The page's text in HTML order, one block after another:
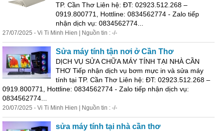
TP. Cần Thơ Liên hệ: ĐT: 02923.512.268 –
0919.800771, Hottline: 0834562774 - Zalo tiếp
nhận dịch vụ: 0834562774...
27/07/2025 - Vi Ti Minh Hien | Nguồn tin : -/-
Sửa máy tính tận nơi ởCần Thơ
DỊCH VỤ SỬA CHỮA MÁY TÍNH TẠI NHÀ CẦN
THƠ Tiếp nhận dịch vụ bơm mực in và sửa máy
tính tại TP. Cần Thơ Liên hệ: ĐT: 02923.512.268 –
0919.800771, Hottline: 0834562774 - Zalo tiếp nhận dịch vụ:
0834562774...
20/07/2025 - Vi Ti Minh Hien | Nguồn tin : -/-
sửa máy tính tại nhà cần thơ